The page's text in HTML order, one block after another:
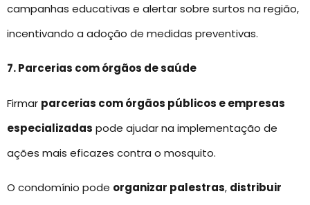
campanhas educativas e alertar sobre surtos na região,
incentivando a adoção de medidas preventivas.
7. Parcerias com órgãos de saúde
Firmar parcerias com órgãos públicos e empresas
especializadas pode ajudar na implementação de
ações mais eficazes contra o mosquito.
O condomínio pode organizar palestras, distribuir